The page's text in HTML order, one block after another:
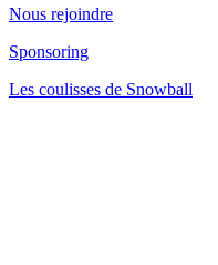
Nous rejoindre
Sponsoring
Les coulisses de Snowball